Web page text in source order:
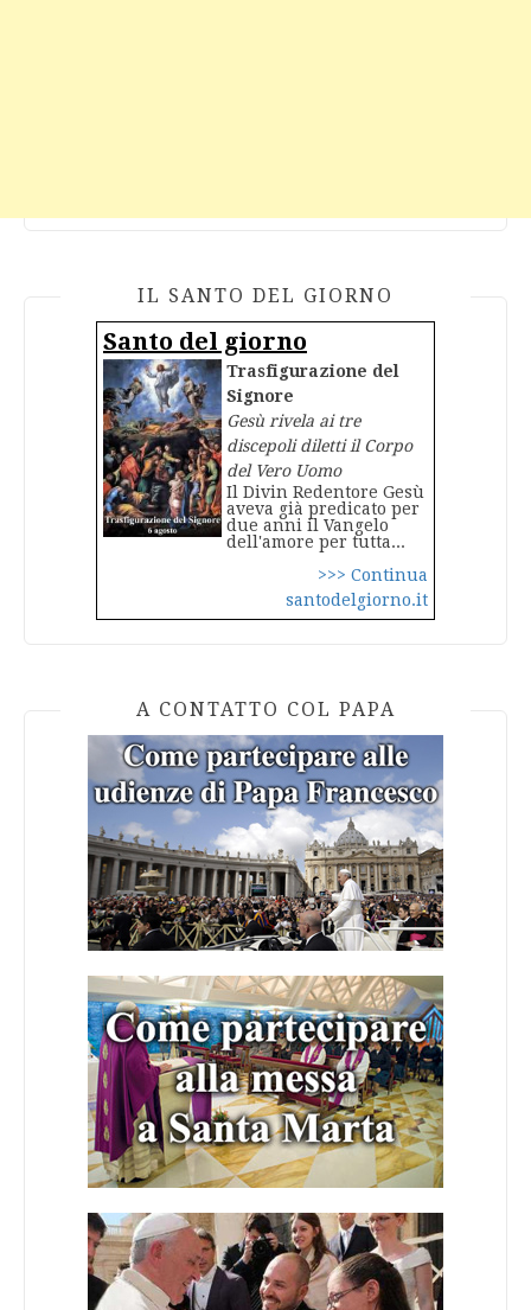
IL SANTO DEL GIORNO
Santo del giorno
Trasfigurazione del
Signore
Gesù rivela ai tre
discepoli diletti il Corpo
del Vero Uomo
Il Divin Redentore Gesù
aveva già predicato per
due anni il Vangelo
dell'amore per tutta...
>>> Continua
santodelgiorno.it
A CONTATTO COL PAPA